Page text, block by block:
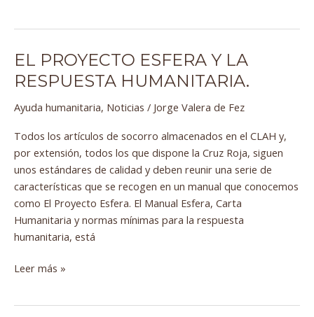
EL PROYECTO ESFERA Y LA
RESPUESTA HUMANITARIA.
Ayuda humanitaria, Noticias / Jorge Valera de Fez
Todos los artículos de socorro almacenados en el CLAH y,
por extensión, todos los que dispone la Cruz Roja, siguen
unos estándares de calidad y deben reunir una serie de
características que se recogen en un manual que conocemos
como El Proyecto Esfera. El Manual Esfera, Carta
Humanitaria y normas mínimas para la respuesta
humanitaria, está
El
Proyecto
Esfera
y
respuesta
humanitaria.
Leer más »